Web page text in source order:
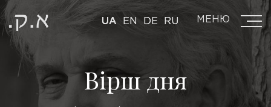
UA EN DE RU МЕНЮ
Вірш дня